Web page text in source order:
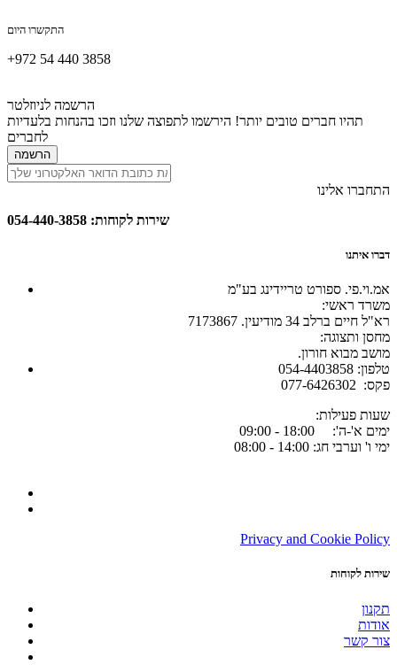
התקשרו היום
+972 54 440 3858
הרשמה לניוזלטר
תהיו חברים טובים יותר! הירשמו לתפוצה שלנו וזכו בהנחות בלעדיות
לחברים
הרשמה
התחברו אלינו
שירות לקוחות: 054-440-3858
דברו איתנו
אמ.וי.פי. ספורט טריידינג בע"מ
:משרד ראשי
רא"ל חיים ברלב 34 מודיעין. 7173867
:מחסן ותצוגה
.מושב מבוא חורון
054-4403858 :טלפון
077-6426302 :פקס
:שעות פעילות
ימים א'-ה': 18:00 - 09:00
ימי ו' וערבי חג: 14:00 - 08:00
Privacy and Cookie Policy
שירות לקוחות
תקנון
אודות
צור קשר